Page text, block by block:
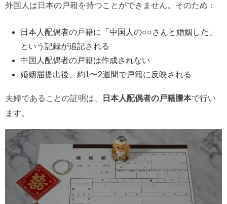
外国人は日本の戸籍を持つことができません。そのため：
日本人配偶者の戸籍に「中国人の○○さんと婚姻した」
という記録が追記される
中国人配偶者の戸籍は作成されない
婚姻届提出後、約1〜2週間で戸籍に反映される
夫婦であることの証明は、 日本人配偶者の戸籍謄本で行い
ます。